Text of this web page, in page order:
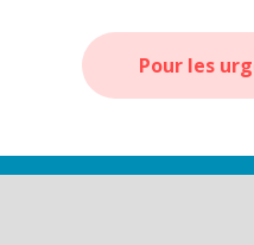
Pour les